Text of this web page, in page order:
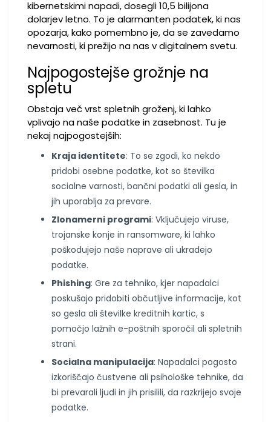
kibernetskimi napadi, dosegli 10,5 bilijona
dolarjev letno. To je alarmanten podatek, ki nas
opozarja, kako pomembno je, da se zavedamo
nevarnosti, ki prežijo na nas v digitalnem svetu.
Najpogostejše grožnje na
spletu
Obstaja več vrst spletnih groženj, ki lahko
vplivajo na naše podatke in zasebnost. Tu je
nekaj najpogostejših:
Kraja identitete: To se zgodi, ko nekdo
pridobi osebne podatke, kot so številka
socialne varnosti, bančni podatki ali gesla, in
jih uporablja za prevare.
Zlonamerni programi: Vključujejo viruse,
trojanske konje in ransomware, ki lahko
poškodujejo naše naprave ali ukradejo
podatke.
Phishing: Gre za tehniko, kjer napadalci
poskušajo pridobiti občutljive informacije, kot
so gesla ali številke kreditnih kartic, s
pomočjo lažnih e-poštnih sporočil ali spletnih
strani.
Socialna manipulacija: Napadalci pogosto
izkoriščajo čustvene ali psihološke tehnike, da
bi prevarali ljudi in jih prisilili, da razkrijejo svoje
podatke.